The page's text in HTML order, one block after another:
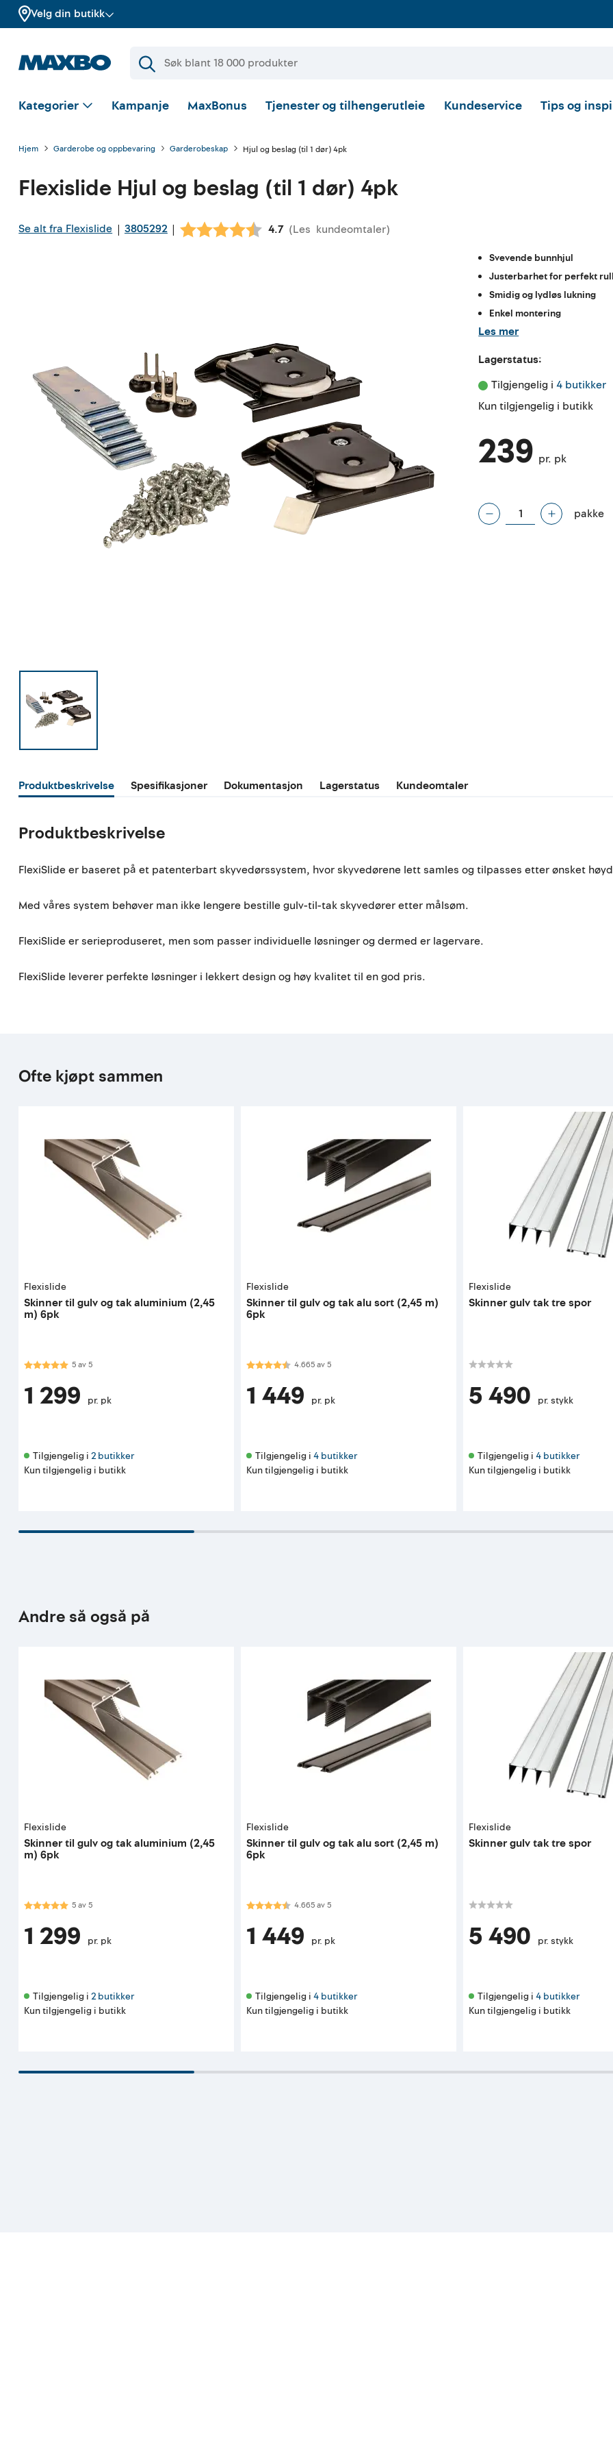
Velg din butikk
Kategorier Kampanje MaxBonus Tjenester og tilhengerutleie Kundeservice Tips og
Hjem Garderobe og oppbevaring Garderobeskap Hjul og beslag (til 1 dør) 4pk
Flexislide Hjul og beslag (til 1 dør) 4pk
Se alt fra Flexislide | 3805292 | Gjennomsnittskarakter:
4.7 (Les kundeomtaler)
Svevende bunnhjul
Justerbarhet for perfekt
Smidig og lydløs lukning
Enkel montering
Les mer
Lagerstatus:
Tilgjengelig i 4 butikker
Kun tilgjengelig i butikk
239 pr. pk
pakke
Produktbeskrivelse Spesifikasjoner Dokumentasjon Lagerstatus Kundeomtaler
Produktbeskrivelse
FlexiSlide er baseret på et patenterbart skyvedørssystem, hvor skyvedørene lett samles og tilpasses etter ønsket
Med våres system behøver man ikke lengere bestille gulv-til-tak skyvedører etter målsøm.
FlexiSlide er serieproduseret, men som passer individuelle løsninger og dermed er lagervare.
FlexiSlide leverer perfekte løsninger i lekkert design og høy kvalitet til en god pris.
Ofte kjøpt sammen
Flexislide
Skinner til gulv og tak aluminium (2,45
m) 6pk
Karakter:5.0 av 5 mulige
5av5
1 299 pr. pk
Tilgjengelig i 2 butikker
Kun tilgjengelig i butikk
Flexislide
Skinner til gulv og tak alu sort (2,45 m)
6pk
Karakter:4.7 av 5 mulige
4.665av5
1 449 pr. pk
Tilgjengelig i 4 butikker
Kun tilgjengelig i butikk
Flexislide
Skinner gulv tak tre spor
5 490 pr. stykk
Tilgjengelig i 4 butikker
Kun tilgjengelig i butikk
Andre så også på
Flexislide
Skinner til gulv og tak aluminium (2,45
m) 6pk
Karakter:5.0 av 5 mulige
5av5
1 299 pr. pk
Tilgjengelig i 2 butikker
Kun tilgjengelig i butikk
Flexislide
Skinner til gulv og tak alu sort (2,45 m)
6pk
Karakter:4.7 av 5 mulige
4.665av5
1 449 pr. pk
Tilgjengelig i 4 butikker
Kun tilgjengelig i butikk
Flexislide
Skinner gulv tak tre spor
5 490 pr. stykk
Tilgjengelig i 4 butikker
Kun tilgjengelig i butikk